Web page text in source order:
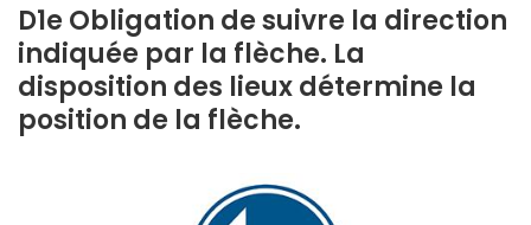
D1e Obligation de suivre la direction
indiquée par la flèche. La
disposition des lieux détermine la
position de la flèche.